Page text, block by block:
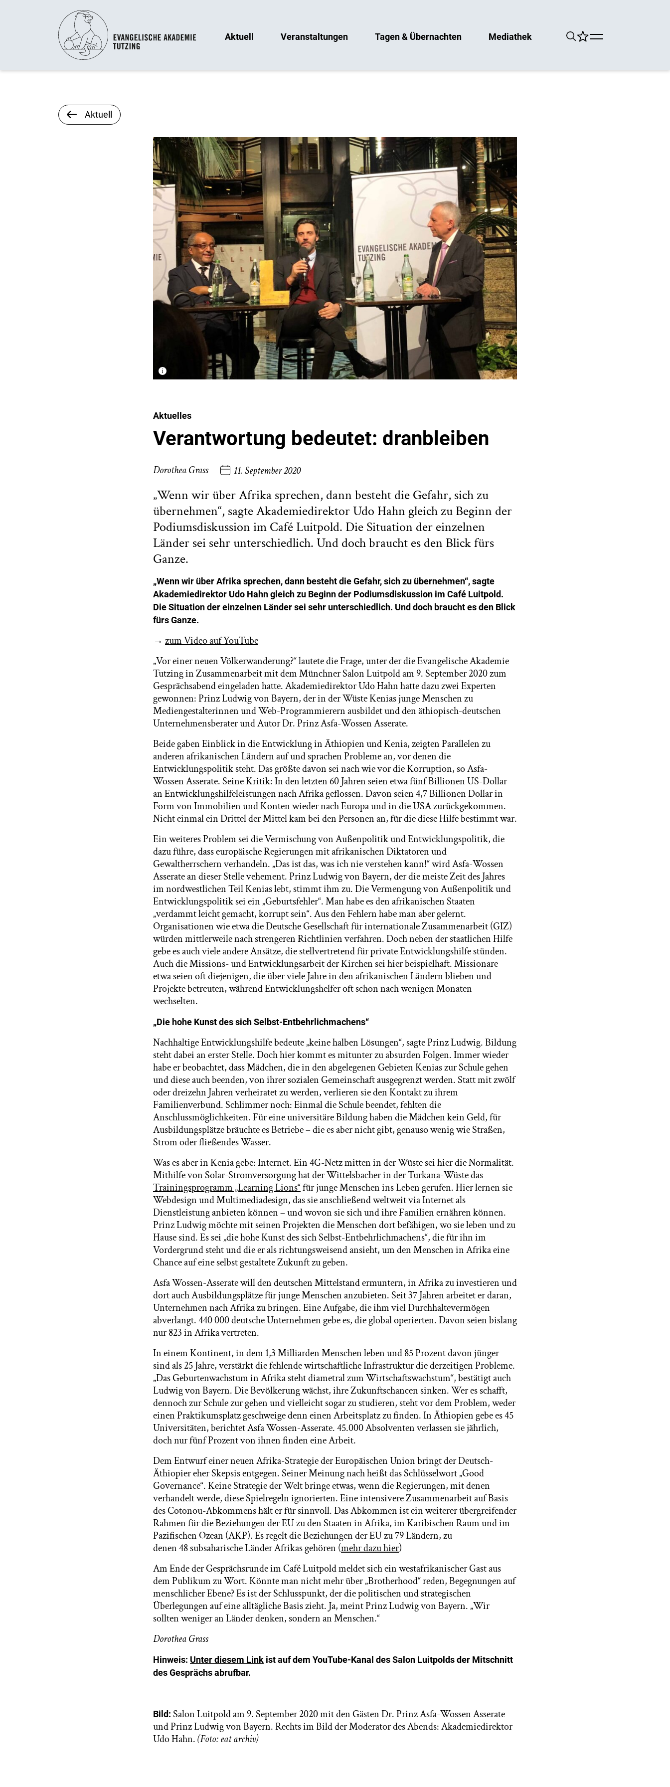
Aktuell Veranstaltungen Tagen & Übernachten Mediathek
Aktuell
Aktuelles
Verantwortung bedeutet: dranbleiben
Dorothea Grass 11. September 2020
„Wenn wir über Afrika sprechen, dann besteht die Gefahr, sich zu
übernehmen“, sagte Akademiedirektor Udo Hahn gleich zu Beginn der
Podiumsdiskussion im Café Luitpold. Die Situation der einzelnen
Länder sei sehr unterschiedlich. Und doch braucht es den Blick fürs
Ganze.
„Wenn wir über Afrika sprechen, dann besteht die Gefahr, sich zu übernehmen“, sagte
Akademiedirektor Udo Hahn gleich zu Beginn der Podiumsdiskussion im Café Luitpold.
Die Situation der einzelnen Länder sei sehr unterschiedlich. Und doch braucht es den Blick
fürs Ganze.
→ zum Video auf YouTube
„Vor einer neuen Völkerwanderung?“ lautete die Frage, unter der die Evangelische Akademie
Tutzing in Zusammenarbeit mit dem Münchner Salon Luitpold am 9. September 2020 zum
Gesprächsabend eingeladen hatte. Akademiedirektor Udo Hahn hatte dazu zwei Experten
gewonnen: Prinz Ludwig von Bayern, der in der Wüste Kenias junge Menschen zu
Mediengestalterinnen und Web-Programmierern ausbildet und den äthiopisch-deutschen
Unternehmensberater und Autor Dr. Prinz Asfa-Wossen Asserate.
Beide gaben Einblick in die Entwicklung in Äthiopien und Kenia, zeigten Parallelen zu
anderen afrikanischen Ländern auf und sprachen Probleme an, vor denen die
Entwicklungspolitik steht. Das größte davon sei nach wie vor die Korruption, so Asfa-
Wossen Asserate. Seine Kritik: In den letzten 60 Jahren seien etwa fünf Billionen US-Dollar
an Entwicklungshilfeleistungen nach Afrika geflossen. Davon seien 4,7 Billionen Dollar in
Form von Immobilien und Konten wieder nach Europa und in die USA zurückgekommen.
Nicht einmal ein Drittel der Mittel kam bei den Personen an, für die diese Hilfe bestimmt war.
Ein weiteres Problem sei die Vermischung von Außenpolitik und Entwicklungspolitik, die
dazu führe, dass europäische Regierungen mit afrikanischen Diktatoren und
Gewaltherrschern verhandeln. „Das ist das, was ich nie verstehen kann!“ wird Asfa-Wossen
Asserate an dieser Stelle vehement. Prinz Ludwig von Bayern, der die meiste Zeit des Jahres
im nordwestlichen Teil Kenias lebt, stimmt ihm zu. Die Vermengung von Außenpolitik und
Entwicklungspolitik sei ein „Geburtsfehler“. Man habe es den afrikanischen Staaten
„verdammt leicht gemacht, korrupt sein“. Aus den Fehlern habe man aber gelernt.
Organisationen wie etwa die Deutsche Gesellschaft für internationale Zusammenarbeit (GIZ)
würden mittlerweile nach strengeren Richtlinien verfahren. Doch neben der staatlichen Hilfe
gebe es auch viele andere Ansätze, die stellvertretend für private Entwicklungshilfe stünden.
Auch die Missions- und Entwicklungsarbeit der Kirchen sei hier beispielhaft. Missionare
etwa seien oft diejenigen, die über viele Jahre in den afrikanischen Ländern blieben und
Projekte betreuten, während Entwicklungshelfer oft schon nach wenigen Monaten
wechselten.
„Die hohe Kunst des sich Selbst-Entbehrlichmachens“
Nachhaltige Entwicklungshilfe bedeute „keine halben Lösungen“, sagte Prinz Ludwig. Bildung
steht dabei an erster Stelle. Doch hier kommt es mitunter zu absurden Folgen. Immer wieder
habe er beobachtet, dass Mädchen, die in den abgelegenen Gebieten Kenias zur Schule gehen
und diese auch beenden, von ihrer sozialen Gemeinschaft ausgegrenzt werden. Statt mit zwölf
oder dreizehn Jahren verheiratet zu werden, verlieren sie den Kontakt zu ihrem
Familienverbund. Schlimmer noch: Einmal die Schule beendet, fehlten die
Anschlussmöglichkeiten. Für eine universitäre Bildung haben die Mädchen kein Geld, für
Ausbildungsplätze bräuchte es Betriebe – die es aber nicht gibt, genauso wenig wie Straßen,
Strom oder fließendes Wasser.
Was es aber in Kenia gebe: Internet. Ein 4G-Netz mitten in der Wüste sei hier die Normalität.
Mithilfe von Solar-Stromversorgung hat der Wittelsbacher in der Turkana-Wüste das
Trainingsprogramm „Learning Lions“für junge Menschen ins Leben gerufen. Hier lernen sie
Webdesign und Multimediadesign, das sie anschließend weltweit via Internet als
Dienstleistung anbieten können – und wovon sie sich und ihre Familien ernähren können.
Prinz Ludwig möchte mit seinen Projekten die Menschen dort befähigen, wo sie leben und zu
Hause sind. Es sei „die hohe Kunst des sich Selbst-Entbehrlichmachens“, die für ihn im
Vordergrund steht und die er als richtungsweisend ansieht, um den Menschen in Afrika eine
Chance auf eine selbst gestaltete Zukunft zu geben.
Asfa Wossen-Asserate will den deutschen Mittelstand ermuntern, in Afrika zu investieren und
dort auch Ausbildungsplätze für junge Menschen anzubieten. Seit 37 Jahren arbeitet er daran,
Unternehmen nach Afrika zu bringen. Eine Aufgabe, die ihm viel Durchhaltevermögen
abverlangt. 440 000 deutsche Unternehmen gebe es, die global operierten. Davon seien bislang
nur 823 in Afrika vertreten.
In einem Kontinent, in dem 1,3 Milliarden Menschen leben und 85 Prozent davon jünger
sind als 25 Jahre, verstärkt die fehlende wirtschaftliche Infrastruktur die derzeitigen Probleme.
„Das Geburtenwachstum in Afrika steht diametral zum Wirtschaftswachstum“, bestätigt auch
Ludwig von Bayern. Die Bevölkerung wächst, ihre Zukunftschancen sinken. Wer es schafft,
dennoch zur Schule zur gehen und vielleicht sogar zu studieren, steht vor dem Problem, weder
einen Praktikumsplatz geschweige denn einen Arbeitsplatz zu finden. In Äthiopien gebe es 45
Universitäten, berichtet Asfa Wossen-Asserate. 45.000 Absolventen verlassen sie jährlich,
doch nur fünf Prozent von ihnen finden eine Arbeit.
Dem Entwurf einer neuen Afrika-Strategie der Europäischen Union bringt der Deutsch-
Äthiopier eher Skepsis entgegen. Seiner Meinung nach heißt das Schlüsselwort „Good
Governance“. Keine Strategie der Welt bringe etwas, wenn die Regierungen, mit denen
verhandelt werde, diese Spielregeln ignorierten. Eine intensivere Zusammenarbeit auf Basis
des Cotonou-Abkommens hält er für sinnvoll. Das Abkommen ist ein weiterer übergreifender
Rahmen für die Beziehungen der EU zu den Staaten in Afrika, im Karibischen Raum und im
Pazifischen Ozean (AKP). Es regelt die Beziehungen der EU zu 79 Ländern, zu
denen 48 subsaharische Länder Afrikas gehören (mehr dazu hier)
Am Ende der Gesprächsrunde im Café Luitpold meldet sich ein westafrikanischer Gast aus
dem Publikum zu Wort. Könnte man nicht mehr über „Brotherhood“ reden, Begegnungen auf
menschlicher Ebene? Es ist der Schlusspunkt, der die politischen und strategischen
Überlegungen auf eine alltägliche Basis zieht. Ja, meint Prinz Ludwig von Bayern. „Wir
sollten weniger an Länder denken, sondern an Menschen.“
Dorothea Grass
Hinweis: Unter diesem Link ist auf dem YouTube-Kanal des Salon Luitpolds der Mitschnitt
des Gesprächs abrufbar.
Bild: Salon Luitpold am 9. September 2020 mit den Gästen Dr. Prinz Asfa-Wossen Asserate
und Prinz Ludwig von Bayern. Rechts im Bild der Moderator des Abends: Akademiedirektor
Udo Hahn.(Foto: eat archiv)